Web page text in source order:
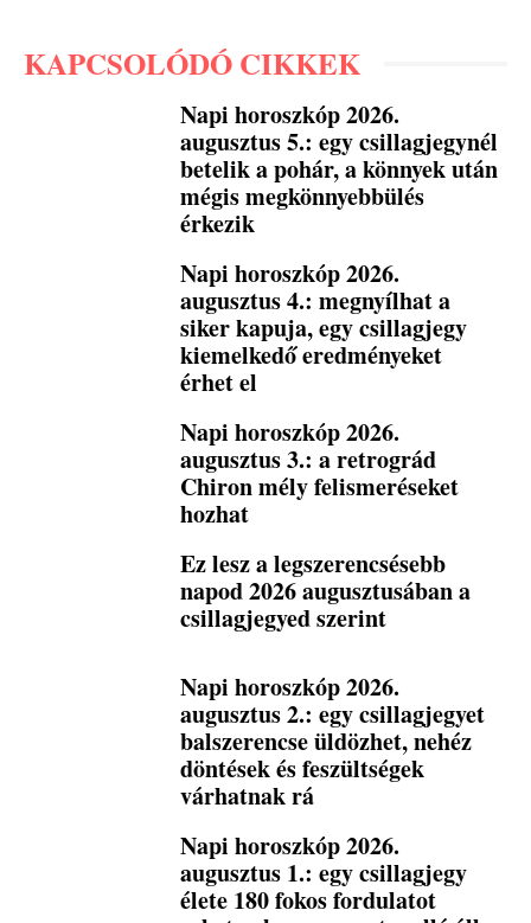
KAPCSOLÓDÓ CIKKEK
Napi horoszkóp 2026.
augusztus 5.: egy csillagjegynél
betelik a pohár, a könnyek után
mégis megkönnyebbülés
érkezik
Napi horoszkóp 2026.
augusztus 4.: megnyílhat a
siker kapuja, egy csillagjegy
kiemelkedő eredményeket
érhet el
Napi horoszkóp 2026.
augusztus 3.: a retrográd
Chiron mély felismeréseket
hozhat
Ez lesz a legszerencsésebb
napod 2026 augusztusában a
csillagjegyed szerint
Napi horoszkóp 2026.
augusztus 2.: egy csillagjegyet
balszerencse üldözhet, nehéz
döntések és feszültségek
várhatnak rá
Napi horoszkóp 2026.
augusztus 1.: egy csillagjegy
élete 180 fokos fordulatot